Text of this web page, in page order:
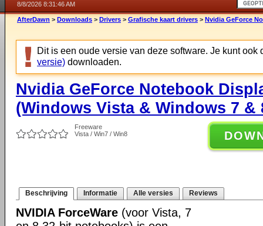
8/8/2026 8:31:46 AM
AfterDawn > Downloads > Drivers > Grafische kaart drivers > Nvidia GeForce
Dit is een oude versie van deze software. Je kunt ook
versie) downloaden.
Nvidia GeForce Notebook
(Windows Vista & Windows 7 &
Freeware
Vista / Win7 / Win8
Beschrijving Informatie Alle versies Reviews
NVIDIA ForceWare (voor Vista, 7